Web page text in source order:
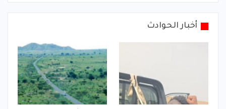
أخبار الحوادث